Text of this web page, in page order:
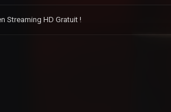
Streaming HD Gratuit !